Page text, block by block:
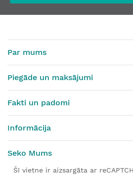
Par mums
Piegāde un maksājumi
Fakti un padomi
Informācija
Seko Mums
Šī vietne ir aizsargāta ar